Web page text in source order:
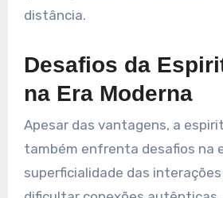
distância.
Desafios da
na Era Moderna
Apesar das vantagens, a
também enfrenta desafios na
superficialidade das